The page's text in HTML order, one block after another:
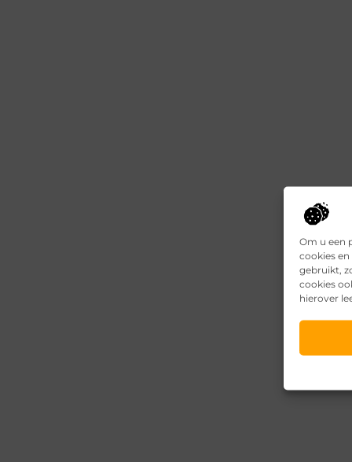
Om u een
cookies
gebruikt,
cookies
hierover